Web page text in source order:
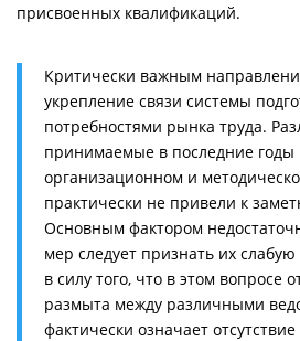
присвоенных квалификаций.
Критически важным
укрепление связи системы
потребностями рынка труда.
принимаемые в последние годы
организационном и
практически не привели к
Основным фактором
мер следует признать их
в силу того, что в этом вопросе
размыта между различными
фактически означает